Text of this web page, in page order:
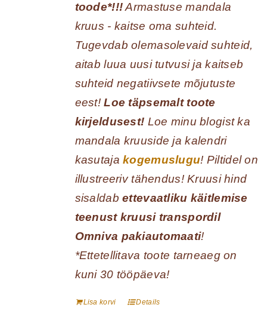
toode*!!!Armastuse mandala
kruus - kaitse oma suhteid.
Tugevdab olemasolevaid suhteid,
aitab luua uusi tutvusi ja kaitseb
suhteid negatiivsete mõjutuste
eest!Loe täpsemalt toote
kirjeldusest! Loe minu blogist ka
mandala kruuside ja kalendri
kasutajakogemuslugu! Piltidel on
illustreeriv tähendus! Kruusi hind
sisaldab ettevaatliku käitlemise
teenust kruusi transpordil
Omniva pakiautomaati!
*Ettetellitava toote tarneaeg on
kuni 30 tööpäeva!
Lisa korvi Details